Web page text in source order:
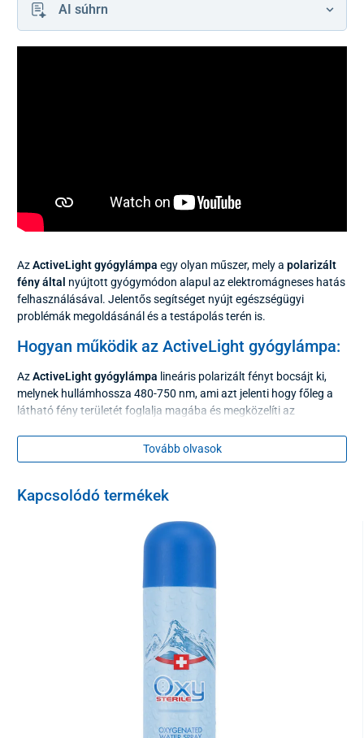
AI súhrn
AzActiveLight gyógylámpa egy olyan műszer, mely a polarizált
fény által nyújtott gyógymódon alapul az elektromágneses hatás
felhasználásával. Jelentős segítséget nyújt egészségügyi
problémák megoldásánál és a testápolás terén is.
Hogyan működik az ActiveLight gyógylámpa:
AzActiveLight gyógylámpa lineáris polarizált fényt bocsájt ki,
melynek hullámhossza 480-750 nm, ami azt jelenti hogy főleg a
látható fény területét foglalja magába és megközelíti az
ACTIVELIGHT Professional
teljesítményt nyújt a felhasználónak mint a MediLight, és mivel a
Tovább olvasok
Kapcsolódó termékek